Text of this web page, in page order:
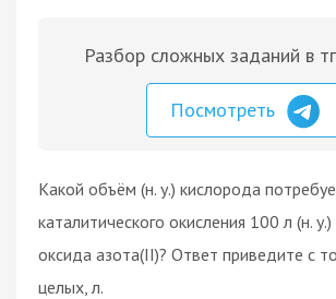
Разбор сложных заданий в
Посмотреть
Какой объём (н. у.) кислорода
каталитического окисления 100 л (н.
оксида азота(II)? Ответ приведите с
целых, л.